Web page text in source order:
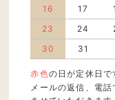
16
17
23
24
30
31
赤色の日が定休日で
メールの返信、電